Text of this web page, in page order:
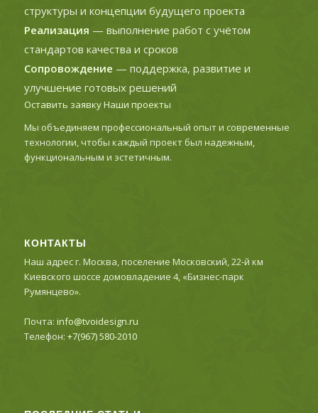
структуры и концепции будущего проекта
Реализация — выполнение работ с учётом
стандартов качества и сроков
Сопровождение — поддержка, развитие и
улучшение готовых решений
Оставить заявкуНаши проекты
Мы объединяем профессиональный опыт и современные
технологии, чтобы каждый проект был надежным,
функциональным и эстетичным.
КОНТАКТЫ
Наш адрес г. Москва, поселение Московский, 22-й км
Киевского шоссе домовладение 4, «Бизнес-парк
Румянцево».
Почта: info@tvoidesign.ru
Телефон: +7(967) 580-2010